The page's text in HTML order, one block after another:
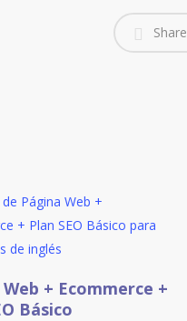
Share
Añadir Al Carrito
+ Ecommerce +
Básico